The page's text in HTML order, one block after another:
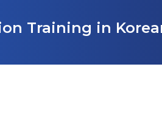
Training in